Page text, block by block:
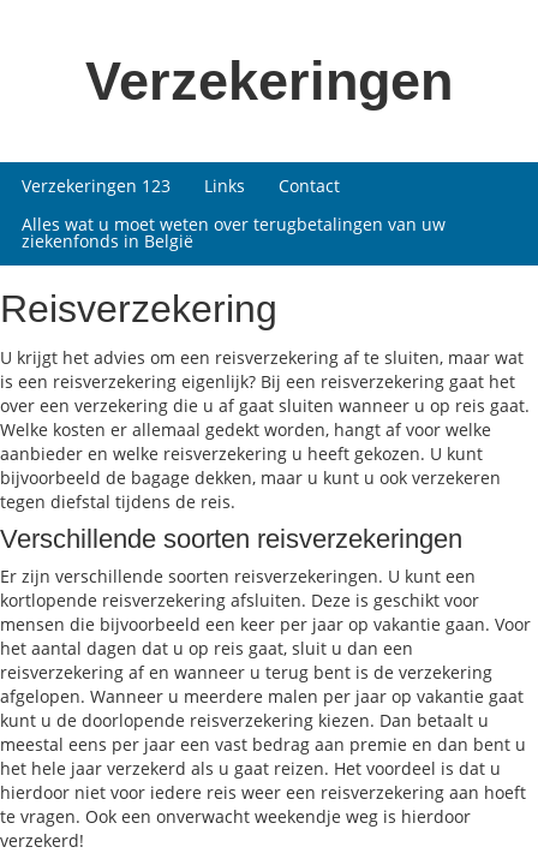
Verzekeringen
Verzekeringen 123 Links
Contact
Alles wat u moet weten over terugbetalingen van uw
ziekenfonds in België
Reisverzekering
U krijgt het advies om een reisverzekering af te sluiten, maar wat
is een reisverzekering eigenlijk? Bij een reisverzekering gaat het
over een verzekering die u af gaat sluiten wanneer u op reis gaat.
Welke kosten er allemaal gedekt worden, hangt af voor welke
aanbieder en welke reisverzekering u heeft gekozen. U kunt
bijvoorbeeld de bagage dekken, maar u kunt u ook verzekeren
tegen diefstal tijdens de reis.
Verschillende soorten reisverzekeringen
Er zijn verschillende soorten reisverzekeringen. U kunt een
kortlopende reisverzekering afsluiten. Deze is geschikt voor
mensen die bijvoorbeeld een keer per jaar op vakantie gaan. Voor
het aantal dagen dat u op reis gaat, sluit u dan een
reisverzekering af en wanneer u terug bent is de verzekering
afgelopen. Wanneer u meerdere malen per jaar op vakantie gaat
kunt u de doorlopende reisverzekering kiezen. Dan betaalt u
meestal eens per jaar een vast bedrag aan premie en dan bent u
het hele jaar verzekerd als u gaat reizen. Het voordeel is dat u
hierdoor niet voor iedere reis weer een reisverzekering aan hoeft
te vragen. Ook een onverwacht weekendje weg is hierdoor
verzekerd!